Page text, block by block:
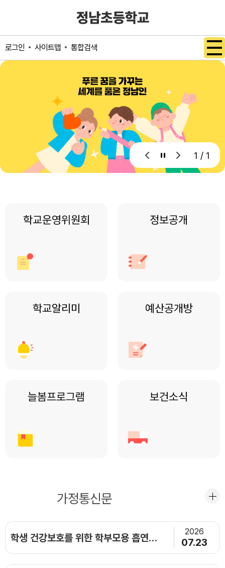
로그인 사이트맵 통합검색
1 / 1
학교운영위원회 정보공개
학교알리미 예산공개방
늘봄프로그램 보건소식
가정통신문
학생 건강보호를 위한 학부모용 흡연예방 교육자료 배포(7월)
2026
07.23